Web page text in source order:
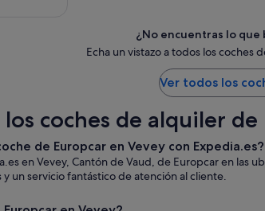
¿No encuentras lo que
Echa un vistazo a todos los coches
Ver todos los
coches de alquiler
de Europcar en Vevey con Expedia.es?
en Vevey, Cantón de Vaud, de Europcar en
un servicio fantástico de atención al cliente.